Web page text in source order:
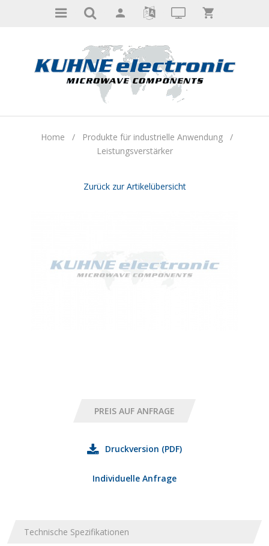
Home / Produkte für industrielle Anwendung
/
Leistungsverstärker
Zurück zur Artikelübersicht
Druckversion (PDF)
Individuelle Anfrage
Technische Spezifikationen